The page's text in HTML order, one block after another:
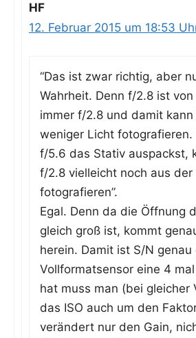
HF
12. Februar 2015 um 18:53
“Das ist zwar rich­tig, aber
Wahr­heit. Denn f/2.8 ist
immer f/2.8 und damit
weni­ger Licht foto­gra­fie­ren.
f/5.6 das Sta­tiv aus­packst,
f/2.8 viel­leicht noch aus der
fotografieren”.
Egal. Denn da die Öff­nung
gleich groß ist, kommt
her­ein. Damit ist S/N genau
Voll­for­mat­sen­sor eine 4
hat muss man (bei glei­cher
das ISO auch um den
ver­än­dert nur den Gain,